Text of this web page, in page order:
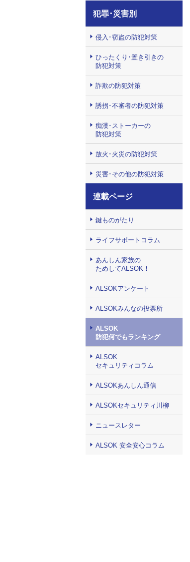
犯罪･災害別
侵入･窃盗の防犯対策
ひったくり･置き引きの
防犯対策
詐欺の防犯対策
誘拐･不審者の防犯対策
痴漢･ストーカーの
防犯対策
放火･火災の防犯対策
災害･その他の防犯対策
連載ページ
鍵ものがたり
ライフサポートコラム
あんしん家族の
ためしてALSOK！
ALSOKアンケート
ALSOKみんなの投票所
ALSOK
防犯何でもランキング
ALSOK
セキュリティコラム
ALSOKあんしん通信
ALSOKセキュリティ川柳
ニュースレター
ALSOK 安全安心コラム